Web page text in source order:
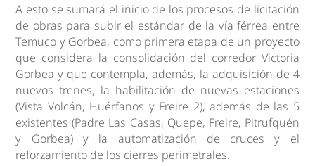
A esto se sumará el inicio de los procesos de licitación
de obras para subir el estándar de la vía férrea entre
Temuco y Gorbea, como primera etapa de un proyecto
que considera la consolidación del corredor Victoria
Gorbea y que contempla, además, la adquisición de 4
nuevos trenes, la habilitación de nuevas estaciones
(Vista Volcán, Huérfanos y Freire 2), además de las 5
existentes (Padre Las Casas, Quepe, Freire, Pitrufquén
y Gorbea) y la automatización de cruces y el
reforzamiento de los cierres perimetrales.